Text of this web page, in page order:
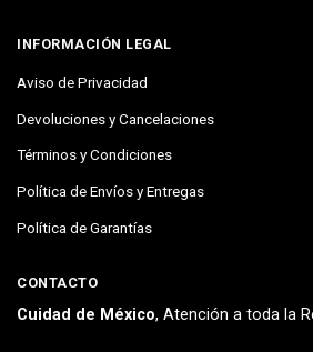
INFORMACIÓN LEGAL
Aviso de Privacidad
Devoluciones y Cancelaciones
Términos y Condiciones
Política de Envíos y Entregas
Política de Garantías
CONTACTO
Cuidad de México, Atención a toda la